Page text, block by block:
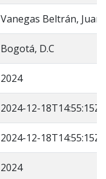
Vanegas Beltrán,
Bogotá, D.C
2024
2024-12-18T14:55:15Z
2024-12-18T14:55:15Z
2024